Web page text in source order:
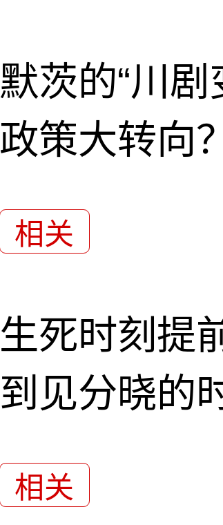
默茨的“川
政策大转向？
相关
生死时刻提
到见分晓的
相关